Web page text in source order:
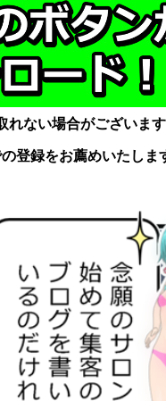
ない場合がございます
録をお薦めいたしま